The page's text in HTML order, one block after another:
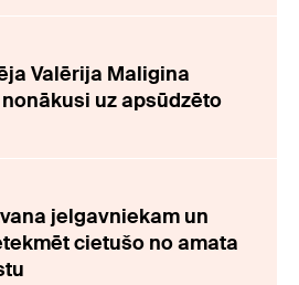
Valērija Maligina
uz apsūdzēto
jelgavniekam un
cietušo no amata